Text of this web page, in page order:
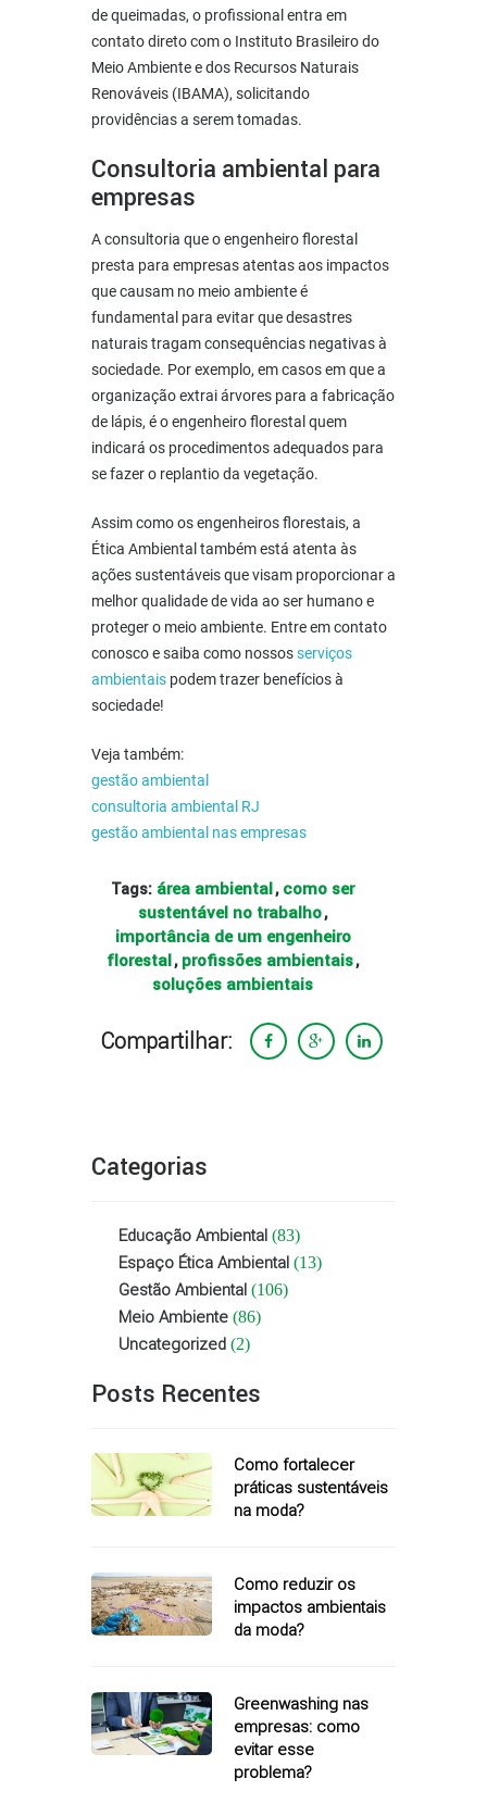
de queimadas, o profissional entra em
contato direto com o Instituto Brasileiro do
Meio Ambiente e dos Recursos Naturais
Renováveis (IBAMA), solicitando
providências a serem tomadas.
Consultoria ambiental para
empresas
A consultoria que o engenheiro florestal
presta para empresas atentas aos impactos
que causam no meio ambiente é
fundamental para evitar que desastres
naturais tragam consequências negativas à
sociedade. Por exemplo, em casos em que a
organização extrai árvores para a fabricação
de lápis, é o engenheiro florestal quem
indicará os procedimentos adequados para
se fazer o replantio da vegetação.
Assim como os engenheiros florestais, a
Ética Ambiental também está atenta às
ações sustentáveis que visam proporcionar a
melhor qualidade de vida ao ser humano e
proteger o meio ambiente. Entre em contato
conosco e saiba como nossosserviços
ambientais podem trazer benefícios à
sociedade!
Veja também:
gestão ambiental
consultoria ambiental RJ
gestão ambiental nas empresas
Tags: área ambiental, como ser
sustentável no trabalho,
importância de um engenheiro
florestal, profissões ambientais,
soluções ambientais
Compartilhar:
Categorias
Educação Ambiental (83)
Espaço Ética Ambiental (13)
Gestão Ambiental (106)
Meio Ambiente (86)
Uncategorized (2)
Posts Recentes
Como fortalecer
práticas sustentáveis
na moda?
Como reduzir os
impactos ambientais
da moda?
Greenwashing nas
empresas: como
evitar esse
problema?